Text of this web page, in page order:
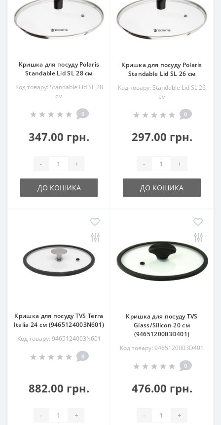
Кришка для посуду Polaris
Standable Lid SL 28 см
Код товару: Standable Lid SL 28
см
0
347.00 грн.
- +
ДО КОШИКА
Кришка для посуду Polaris
Standable Lid SL 26 см
Код товару: Standable Lid SL 26
см
0
297.00 грн.
- +
ДО КОШИКА
Кришка для посуду TVS Terra
Italia 24 см (9465124003N601)
Код товару: 9465124003N601
0
882.00 грн.
- +
Кришка для посуду TVS
Glass/Silicon 20 см
(9465120003D401)
Код товару: 9465120003D401
0
476.00 грн.
- +